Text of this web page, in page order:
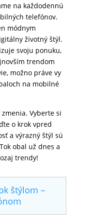
na každodennú
telefónov.
módnym
životný štýl.
svoju ponuku,
trendom
možno práve vy
na mobilné
Vyberte si
o krok vpred
a výrazný štýl sú
obal už dnes a
trendy!
štýlom –